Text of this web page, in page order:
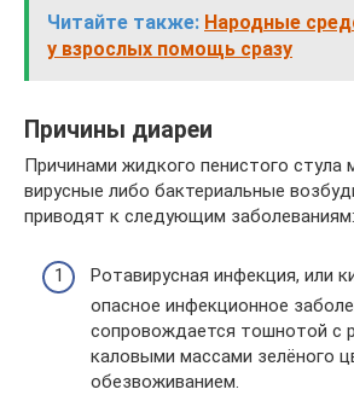
Читайте также: Народные
у взрослых помощь сразу
Причины диареи
Причинами жидкого пенистого стула
вирусные либо бактериальные
приводят к следующим заболеваниям:
Ротавирусная инфекция, или
опасное инфекционное
сопровождается тошнотой с
каловыми массами зелёного
обезвоживанием.